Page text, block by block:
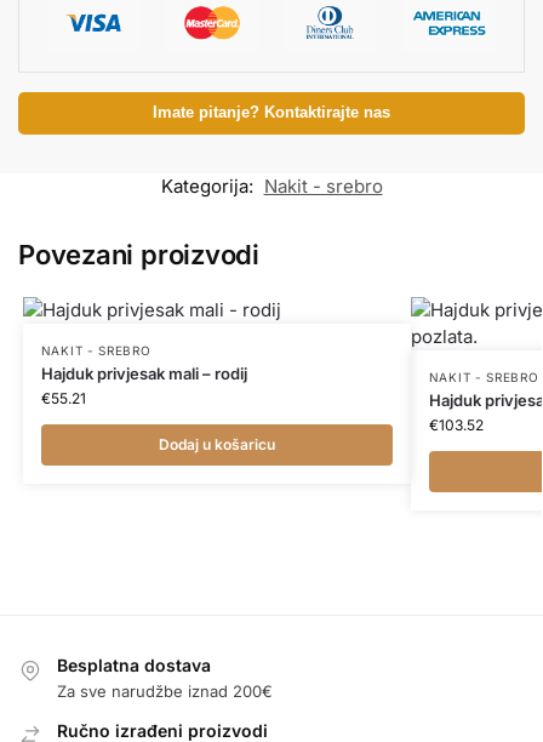
Imate pitanje? Kontaktirajte nas
Kategorija: Nakit - srebro
Povezani proizvodi
NAKIT - SREBRO
Hajduk privjesak mali – rodij
€55.21
Dodaj u košaricu
NAKIT - SREBRO
Hajduk
€103.52
Besplatna dostava
Za sve narudžbe iznad 200€
Ručno izrađeni proizvodi